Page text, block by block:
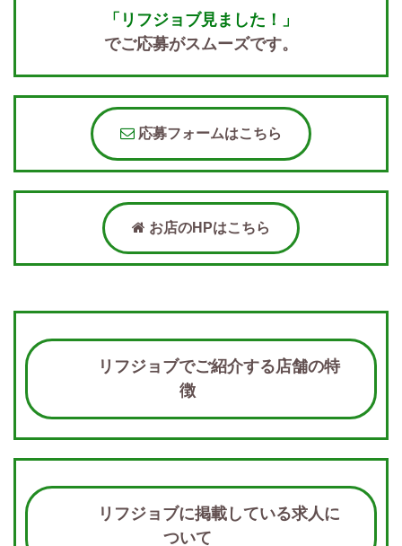
「リフジョブ見ました！」
でご応募がスムーズです。
応募フォームはこちら
お店のHPはこちら
リフジョブでご紹介する店舗の特
徴
リフジョブに掲載している求人に
ついて